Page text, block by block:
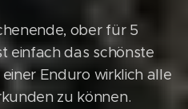
ober für 5
einfach das schönste
Enduro wirklich alle
zu können.